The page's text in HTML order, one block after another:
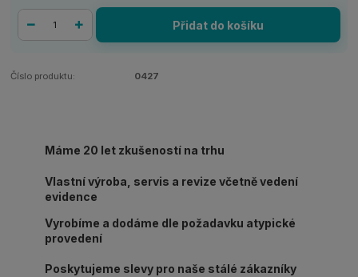
Přidat do košíku
Číslo produktu: 0427
Máme 20 let zkušeností na trhu
Vlastní výroba, servis a revize včetně vedení
evidence
Vyrobíme a dodáme dle požadavku atypické
provedení
Poskytujeme slevy pro naše stálé zákazníky